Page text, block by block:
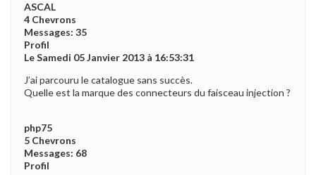
ASCAL
4 Chevrons
Messages: 35
Profil
Le Samedi 05 Janvier 2013 à 16:53:31
J’ai parcouru le catalogue sans succès.
Quelle est la marque des connecteurs du faisceau injection ?
php75
5 Chevrons
Messages: 68
Profil